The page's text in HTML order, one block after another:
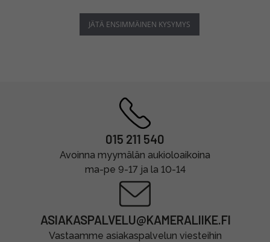
JÄTÄ ENSIMMÄINEN KYSYMYS
015 211 540
Avoinna myymälän aukioloaikoina
ma-pe 9-17 ja la 10-14
ASIAKASPALVELU@KAMERALIIKE.FI
Vastaamme asiakaspalvelun viesteihin